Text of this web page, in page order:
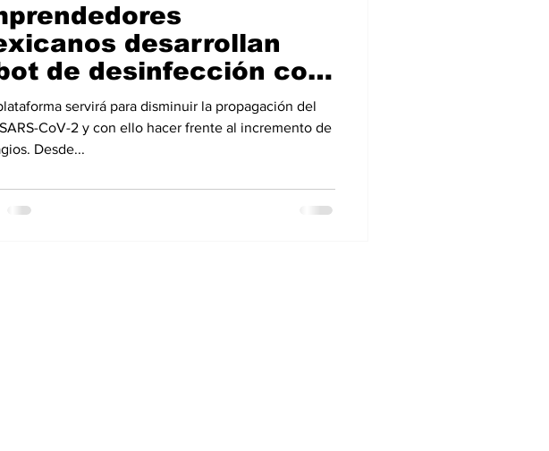
desarrollan
de desinfección con
UV para transporte
servirá para disminuir la propagación del
CoV-2 y con ello hacer frente al incremento de
Desde...